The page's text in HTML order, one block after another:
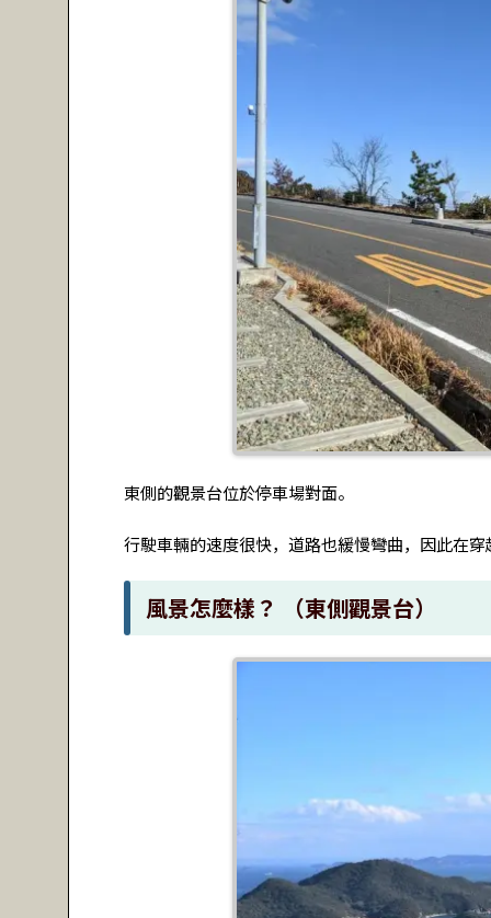
東側的觀景台位於停車場對面。
行駛車輛的速度很快，道路也緩慢彎曲，因此在
風景怎麼樣？ （東側觀景台）